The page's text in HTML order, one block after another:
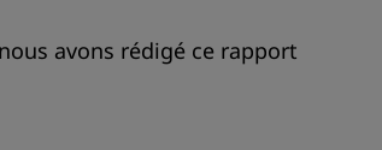
avons rédigé ce rapport